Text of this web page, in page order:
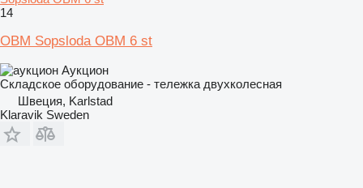
14
OBM Sopsloda OBM 6 st
Аукцион
Складское оборудование - тележка двухколесная
Швеция, Karlstad
Klaravik Sweden